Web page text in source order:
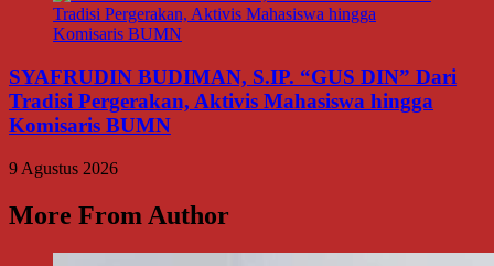
SYAFRUDIN BUDIMAN, S.IP. “GUS DIN” Dari
Tradisi Pergerakan, Aktivis Mahasiswa hingga
Komisaris BUMN
9 Agustus 2026
More From Author